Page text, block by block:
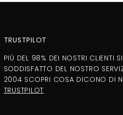
TRUSTPILOT
PIÙ DEL 98% DEI NOSTRI CLIENTI SI
SODDISFATTO DEL NOSTRO
2004 SCOPRI COSA DICONO DI
TRUSTPILOT